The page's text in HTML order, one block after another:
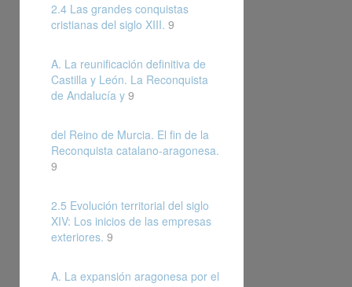
2.4 Las grandes conquistas
cristianas del siglo XIII. 9
A. La reunificación definitiva de
Castilla y León. La Reconquista
de Andalucía y 9
del Reino de Murcia. El fin de la
Reconquista catalano-aragonesa.
9
2.5 Evolución territorial del siglo
XIV: Los inicios de las empresas
exteriores. 9
A. La expansión aragonesa por el